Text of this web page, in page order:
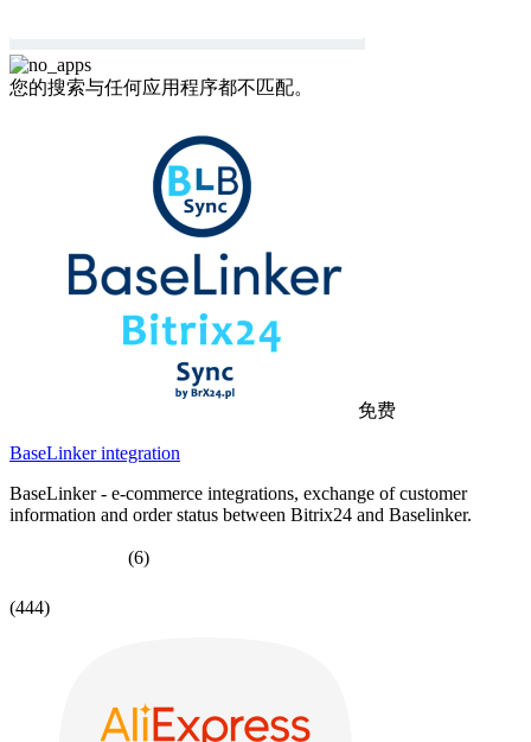
您的搜索与任何应用程序都不匹配。
免费
BaseLinker integration
BaseLinker - e-commerce integrations, exchange of customer
information and order status between Bitrix24 and Baselinker.
(6)
(444)